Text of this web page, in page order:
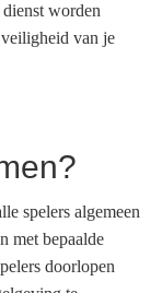
worden
veiligheid van je
spelers algemeen
met bepaalde
doorlopen